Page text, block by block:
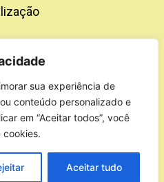
sua experiência de
conteúdo personalizado e
em “Aceitar todos”, você
cookies.
Aceitar tudo